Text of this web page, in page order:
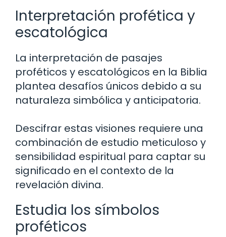
Interpretación profética y
escatológica
La interpretación de pasajes
proféticos y escatológicos en la Biblia
plantea desafíos únicos debido a su
naturaleza simbólica y anticipatoria.
Descifrar estas visiones requiere una
combinación de estudio meticuloso y
sensibilidad espiritual para captar su
significado en el contexto de la
revelación divina.
Estudia los símbolos
proféticos